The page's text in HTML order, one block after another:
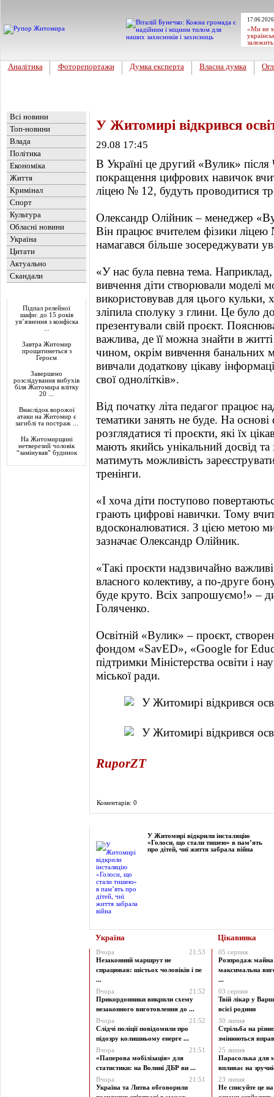
«Ми не
Аналітика Фоторепортажи Думка експерта Власна думка
Всі новини
Топ-новини
Влада
Політика
Економіка
Життя
Кримінал
Спорт
Культура
Обласні новини
Україна
Цитати
Актуально
Скандали
Підпал релейної
шафи: до 15 років
ув’язнення з конфіска
Завтра Житомир
прощатиметься з
Героєм
Завершено
розслідування вибухів
біля Житомира влітку
20 ...
Внаслідок ворожої
атаки на Житомир є
загиблі та постраж ...
На Житомирщині
нетверезий чоловік
“замінував” будинок
У Житомирі відкрився
29.08 17:45
В Україні це другий «Вулик»
покращення цифрових навичок
ліцею № 12, будуть проводитися
Олександр Олійник – менеджер
Він працює вчителем фізики
намагався більше зосереджувати
«У нас була певна тема.
вивчення діти створювали моделі
використовував для цього кульки,
зліпила сполуку з глини. Це було
презентували свій проєкт.
важлива, де її можна знайти в
чином, окрім вивчення банальних
вивчали додаткову цікаву
свої однолітків».
Від початку літа педагог працює
тематики занять не буде. На основі
розглядатися ті проєкти, які їх
мають якийсь унікальний досвід
матимуть можливість
тренінги.
«І хоча діти поступово
грають цифрові навички. Тому
вдосконалюватися. З цією метою
зазначає Олександр Олійник.
«Такі проєкти надзвичайно
власного колективу, а по-друге
буде круто. Всіх запрошуємо!» –
Голяченко.
Освітній «Вулик» – проєкт,
фондом «SavED», «Google for
підтримки Міністерства освіти і
міської ради.
RuporZT
Коментарів: 0
У Житомирі відкрили інсталяцію
«Голоси, що стали тишею» в пам’ять
про дітей, чиї життя забрала війна
Україна Цікавинка
Вчора
21:53
Незаконний маршрут не
спрацював: шістьох чоловіків і пе
...
Вчора
21:52
Прикордонники викрили схему
незаконного виготовлення до ...
Вчора
21:52
Слідчі поліції повідомили про
підозру колишньому енерге ...
Вчора
21:51
«Паперова мобілізація» для
статистики: на Волині ДБР ви ...
Вчора
21:51
Україна та Литва обговорили
05 серпня
Розпродаж майна
максимальна
...
03 серпня
Твій лікар у
всієї родини
30 липня
Стрільба на
змінюються
25 липня
Парасолька для
впливає на
23 липня
Не списуйте це